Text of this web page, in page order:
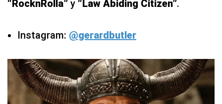
“RocknRolla” y “Law Abiding Citizen”.
Instagram: @gerardbutler